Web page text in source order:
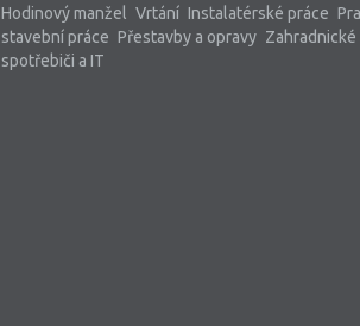
Hodinový manžel Vrtání Instalatérské práce
stavební práce Přestavby a opravy Zahradnické
spotřebiči a IT